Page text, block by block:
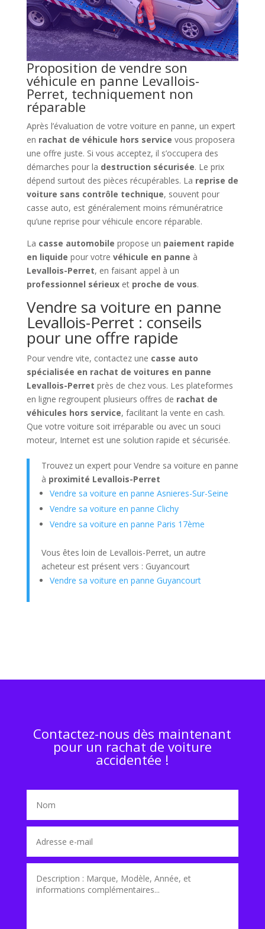
Proposition de vendre son
véhicule en panne Levallois-
Perret, techniquement non
réparable
Après l’évaluation de votre voiture en panne, un expert
en rachat de véhicule hors service vous proposera
une offre juste. Si vous acceptez, il s’occupera des
démarches pour la destruction sécurisée. Le prix
dépend surtout des pièces récupérables. La reprise de
voiture sans contrôle technique, souvent pour
casse auto, est généralement moins rémunératrice
qu’une reprise pour véhicule encore réparable.
La casse automobile propose un paiement rapide
en liquide pour votre véhicule en panne à
Levallois-Perret, en faisant appel à un
professionnel sérieuxet proche de vous.
Vendre sa voiture en panne
Levallois-Perret : conseils
pour une offre rapide
Pour vendre vite, contactez une casse auto
spécialisée en rachat de voitures en panne
Levallois-Perret près de chez vous. Les plateformes
en ligne regroupent plusieurs offres de rachat de
véhicules hors service, facilitant la vente en cash.
Que votre voiture soit irréparable ou avec un souci
moteur, Internet est une solution rapide et sécurisée.
Trouvez un expert pour Vendre sa voiture en panne
à proximité Levallois-Perret
Vendre sa voiture en panne Asnieres-Sur-Seine
Vendre sa voiture en panne Clichy
Vendre sa voiture en panne Paris 17ème
Vous êtes loin de Levallois-Perret, un autre
acheteur est présent vers : Guyancourt
Vendre sa voiture en panne Guyancourt
Contactez-nous dès maintenant
pour un rachat de voiture
accidentée !